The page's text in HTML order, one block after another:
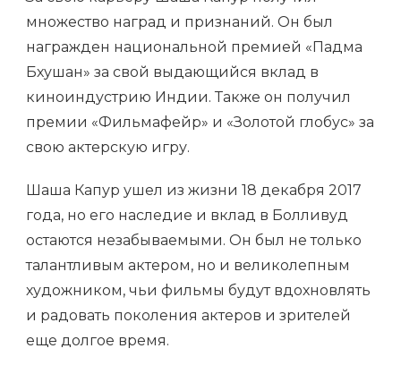
множество наград и признаний. Он был
награжден национальной премией «Падма
Бхушан» за свой выдающийся вклад в
киноиндустрию Индии. Также он получил
премии «Фильмафейр» и «Золотой глобус» за
свою актерскую игру.
Шаша Капур ушел из жизни 18 декабря 2017
года, но его наследие и вклад в Болливуд
остаются незабываемыми. Он был не только
талантливым актером, но и великолепным
художником, чьи фильмы будут вдохновлять
и радовать поколения актеров и зрителей
еще долгое время.